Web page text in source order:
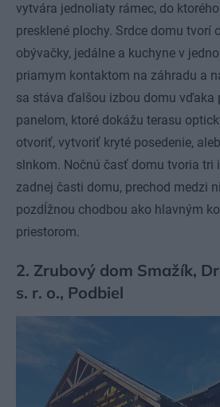
vytvára jednoliaty rámec, do
presklené plochy. Srdce domu tvorí
obývačky, jedálne a kuchyne v
priamym kontaktom na záhradu a
sa stáva ďalšou izbou domu vďaka
panelom, ktoré dokážu terasu
otvoriť, vytvoriť kryté posedenie,
slnkom. Nočnú časť domu tvoria tri
zadnej časti domu, prechod medzi
pozdĺžnou chodbou ako hlavným
priestorom.
2. Zrubový dom Smažík,
s. r. o., Podbiel